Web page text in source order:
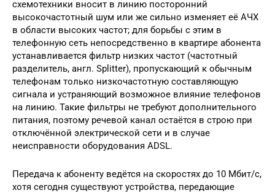
схемотехники вносит в линию посторонний
высокочастотный шум или же сильно изменяет её АЧХ
в области высоких частот; для борьбы с этим в
телефонную сеть непосредственно в квартире абонента
устанавливается фильтр низких частот (частотный
разделитель, англ. Splitter), пропускающий к обычным
телефонам только низкочастотную составляющую
сигнала и устраняющий возможное влияние телефонов
на линию. Такие фильтры не требуют дополнительного
питания, поэтому речевой канал остаётся в строю при
отключённой электрической сети и в случае
неисправности оборудования ADSL.
Передача к абоненту ведётся на скоростях до 10 Мбит/с,
хотя сегодня существуют устройства, передающие